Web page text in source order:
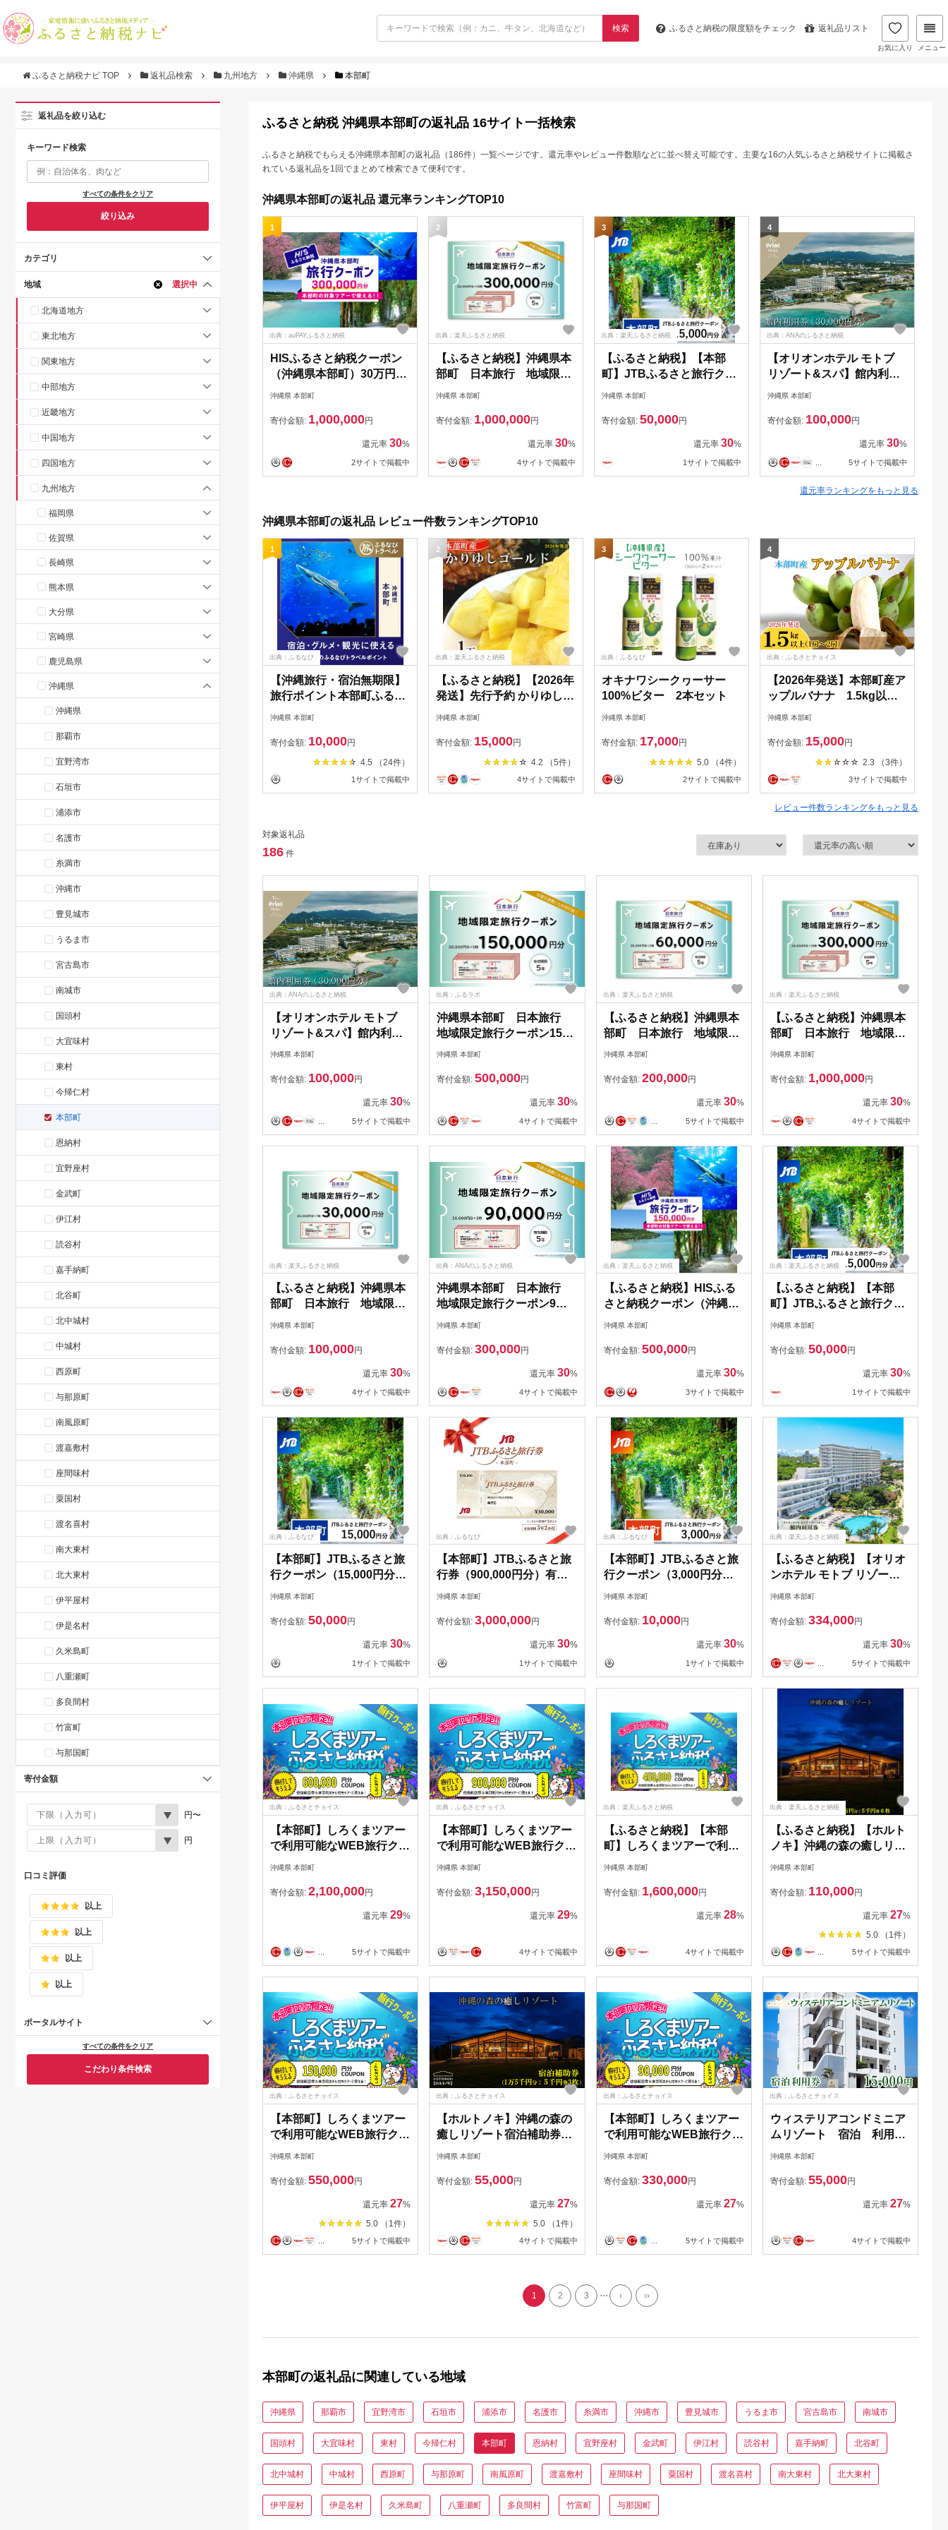
検索 ふるさと納税の限度額をチェック 返礼品リスト
お気に入り メニュー
ふるさと納税ナビ TOP 返礼品検索 九州地方 沖縄県 本部町
返礼品を絞り込む
キーワード検索
すべての条件をクリア
絞り込み
カテゴリ
地域 選択中
北海道地方
東北地方
関東地方
中部地方
近畿地方
中国地方
四国地方
九州地方
福岡県
佐賀県
長崎県
熊本県
大分県
宮崎県
鹿児島県
沖縄県
沖縄県
那覇市
宜野湾市
石垣市
浦添市
名護市
糸満市
沖縄市
豊見城市
うるま市
宮古島市
南城市
国頭村
大宜味村
東村
今帰仁村
本部町
恩納村
宜野座村
金武町
伊江村
読谷村
嘉手納町
北谷町
北中城村
中城村
西原町
与那原町
南風原町
渡嘉敷村
座間味村
粟国村
渡名喜村
南大東村
北大東村
伊平屋村
伊是名村
久米島町
八重瀬町
多良間村
竹富町
与那国町
寄付金額
円〜
円
口コミ評価
以上
以上
以上
以上
ポータルサイト
すべての条件をクリア
こだわり条件検索
ふるさと納税 沖縄県本部町の返礼品 16サイト一括検索
ふるさと納税でもらえる沖縄県本部町の返礼品（186件）一覧ページです。還元率やレビュー件数順などに並べ替え可能です。主要な16の人気ふるさと納税サイトに掲載さ
れている返礼品を1回でまとめて検索できて便利です。
沖縄県本部町の返礼品 還元率ランキングTOP10
1
出典：auPAYふるさと納税
HISふるさと納税クーポン
（沖縄県本部町）30万円分
観光 宿泊 宿泊券 トラベル
テル 旅館 ファミリー ペア
ダイビング 沖縄 本部町 ビ
ーチ やんばる オリオン ゴ
ルフ 美ら海 水族館
沖縄県 本部町
寄付金額: 1,000,000円
還元率 30%
2サイトで掲載中
2
出典：楽天ふるさと納税
【ふるさと納税】沖縄県本
部町 日本旅行 地域限定
旅行クーポン30万円分 沖縄
海水族館 グルメ リゾート
ホテル シュノーケリング
エメラルドビーチ ダイビン
グ カフェ 子連れ カップル
沖縄県 本部町
寄付金額: 1,000,000円
還元率 30%
4サイトで掲載中
3
出典：楽天ふるさと納税
【ふるさと納税】【本部
町】JTBふるさと旅行クー
ポン（Eメール発行）（1万
ン 宿泊 沖縄宿泊 宿泊券 旅
行 旅行券 観光 ホテル リゾ
ートホテル クーポン トラ
ベルクーポン トラベル チ
沖縄県 本部町
寄付金額: 50,000円
還元率 30%
1サイトで掲載中
4
出典：ANAのふるさと納税
【オリオンホテル モトブ
リゾート&スパ】館内利用
券（30,000円） リゾート
券 1泊2日 2泊3日 沖縄県 沖
縄 おきなわ 北部 北部エリ
ア 観光施設 温泉 プール レ
ストラン ビーチ ギフト プ
沖縄県 本部町
寄付金額: 100,000円
還元率 30%
5サイトで掲載中
還元率ランキングをもっと見る
沖縄県本部町の返礼品 レビュー件数ランキングTOP10
1
出典：ふるなび
【沖縄旅行・宿泊無期限】
旅行ポイント本部町ふるな
びトラベルポイント
沖縄県 本部町
寄付金額: 10,000円
4.5 （24件）
1サイトで掲載中
2
出典：楽天ふるさと納税
【ふるさと納税】【2026年
発送】先行予約 かりゆしゴ
ールド 1玉（約1.5kg～
ックパイン デザート フル
ーツ 家族 子供 果物 取り寄
せ 旬 おすすめ ギフト 人気
家庭用 贈答用 母の日 期間
沖縄県 本部町
寄付金額: 15,000円
4.2 （5件）
4サイトで掲載中
3
出典：ふるなび
オキナワシークヮーサー
100%ビター 2本セット
沖縄県 本部町
寄付金額: 17,000円
5.0 （4件）
2サイトで掲載中
4
出典：ふるさとチョイス
【2026年発送】本部町産ア
ップルバナナ 1.5kg以上
南国 沖縄 おきなわ 果実 フ
予約 数量限定 旬 人気 おす
すめ 贈答 プレゼント ギフ
ト 贈り物 カクテル デザー
ト 取り寄せ 高級
沖縄県 本部町
寄付金額: 15,000円
2.3 （3件）
3サイトで掲載中
レビュー件数ランキングをもっと見る
対象返礼品
186 件
出典：ANAのふるさと納税
【オリオンホテル モトブ
リゾート&スパ】館内利用
券（30,000円） リゾート
券 1泊2日 2泊3日 沖縄県 沖
縄 おきなわ 北部 北部エリ
ア 観光施設 温泉 プール レ
ストラン ビーチ ギフト プ
沖縄県 本部町
寄付金額: 100,000円
還元率30%
5サイトで掲載中
出典：ふるラボ
沖縄県本部町 日本旅行
地域限定旅行クーポン15万
円分 沖縄 観光 アクティビ
リゾートホテル シュノーケ
リング エメラルドビーチ
ダイビング カフェ 子連れ
カップル 一人旅 桜祭り ア
スポット 夕日
沖縄県 本部町
寄付金額:500,000円
還元率 30%
4サイトで掲載中
出典：楽天ふるさと納税
【ふるさと納税】沖縄県本
部町 日本旅行 地域限定
旅行クーポン6万円分 沖縄
海水族館 グルメ リゾート
ホテル シュノーケリング
エメラルドビーチ ダイビン
グ カフェ 子連れ カップル
ライブ ゴルフ
沖縄県 本部町
寄付金額: 200,000円
還元率 30%
5サイトで掲載中
出典：楽天ふるさと納税
【ふるさと納税】沖縄県本
部町 日本旅行 地域限定
旅行クーポン30万円分 沖縄
海水族館 グルメ リゾート
ホテル シュノーケリング
エメラルドビーチ ダイビン
グ カフェ 子連れ カップル
ライブ ゴルフ
沖縄県 本部町
寄付金額: 1,000,000円
還元率 30%
4サイトで掲載中
出典：楽天ふるさと納税
【ふるさと納税】沖縄県本
部町 日本旅行 地域限定
旅行クーポン3万円分 沖縄
海水族館 グルメ リゾート
ホテル シュノーケリング
エメラルドビーチ ダイビン
グ カフェ 子連れ カップル
ライブ ゴルフ
沖縄県 本部町
寄付金額: 100,000円
還元率30%
4サイトで掲載中
出典：ANAのふるさと納税
沖縄県本部町 日本旅行
地域限定旅行クーポン9万
円分 沖縄 観光 アクティビ
リゾートホテル シュノーケ
リング エメラルドビーチ
ダイビング カフェ 子連れ
カップル 一人旅 桜祭り ア
イナップル マンゴー 絶景
スポット 夕日
沖縄県 本部町
寄付金額:300,000円
還元率 30%
4サイトで掲載中
出典：楽天ふるさと納税
【ふるさと納税】HISふる
さと納税クーポン（沖縄県
本部町）15万円分 観光 宿
ーポン リゾート ホテル 旅
館 ファミリー ペア ダイビ
ング 沖縄 本部町 ビーチ や
んばる オリオン ゴルフ 美
沖縄県 本部町
寄付金額: 500,000円
還元率 30%
3サイトで掲載中
出典：楽天ふるさと納税
【ふるさと納税】【本部
町】JTBふるさと旅行クー
ポン（Eメール発行）（1万
ン 宿泊 沖縄宿泊 宿泊券 旅
行 旅行券 観光 ホテル リゾ
ートホテル クーポン トラ
ベルクーポン トラベル チ
ファミリー 沖縄県 本部町
沖縄県 本部町
寄付金額: 50,000円
還元率 30%
1サイトで掲載中
出典：ふるなび
【本部町】JTBふるさと旅
行クーポン（15,000円分）
有効期間3年（Eメール発
温泉 ホテル 旅館 チケット
子供 子連れ カップル 家族
店頭 オンライン ネット 電
話 沖縄 沖縄
沖縄県 本部町
寄付金額: 50,000円
還元率30%
1サイトで掲載中
出典：ふるなび
【本部町】JTBふるさと旅
行券（900,000円分）有効
期間5年 | 予約 宿泊 観光 体
ト 子供 子連れ カップル 家
沖縄県 本部町
寄付金額:3,000,000円
還元率 30%
1サイトで掲載中
出典：ふるなび
【本部町】JTBふるさと旅
行クーポン（3,000円分）
有効期間3年（Eメール発
温泉 ホテル 旅館 チケット
子供 子連れ カップル 家族
店頭 オンライン ネット 電
話 沖縄 沖縄
沖縄県 本部町
寄付金額: 10,000円
還元率 30%
1サイトで掲載中
出典：楽天ふるさと納税
【ふるさと納税】【オリオ
ンホテル モトブ リゾート&
スパ】館内利用券
カンス 観光 宿泊 宿 宿泊券
1泊2日 2泊3日 沖縄県 沖縄
おきなわ 北部 北部エリア
観光施設 温泉 プール レス
沖縄県 本部町
寄付金額: 334,000円
還元率 30%
5サイトで掲載中
出典：ふるさとチョイス
【本部町】しろくまツアー
で利用可能なWEB旅行クー
ポン（60万円分）
沖縄県 本部町
寄付金額: 2,100,000円
還元率29%
5サイトで掲載中
出典：ふるさとチョイス
【本部町】しろくまツアー
で利用可能なWEB旅行クー
ポン（90万円分）
沖縄県 本部町
寄付金額:3,150,000円
還元率 29%
4サイトで掲載中
出典：楽天ふるさと納税
【ふるさと納税】【本部
町】しろくまツアーで利用
可能なWEB旅行クーポン
沖縄県 本部町
寄付金額: 1,600,000円
還元率 28%
4サイトで掲載中
出典：楽天ふるさと納税
【ふるさと納税】【ホルト
ノキ】沖縄の森の癒しリゾ
ート宿泊補助券（3万円
沖縄県 本部町
寄付金額: 110,000円
還元率 27%
5.0 （1件）
5サイトで掲載中
出典：ふるさとチョイス
【本部町】しろくまツアー
で利用可能なWEB旅行クー
ポン（15万円分）
沖縄県 本部町
寄付金額: 550,000円
還元率27%
5.0 （1件）
5サイトで掲載中
出典：ふるさとチョイス
【ホルトノキ】沖縄の森の
癒しリゾート宿泊補助券
（１万５千円分：５千円券
沖縄県 本部町
寄付金額:55,000円
還元率 27%
5.0 （1件）
4サイトで掲載中
出典：ふるさとチョイス
【本部町】しろくまツアー
で利用可能なWEB旅行クー
ポン（9万円分）
沖縄県 本部町
寄付金額: 330,000円
還元率 27%
5サイトで掲載中
出典：ふるさとチョイス
ウィステリアコンドミニア
ムリゾート 宿泊 利用
券 15000円分
沖縄県 本部町
寄付金額: 55,000円
還元率 27%
4サイトで掲載中
1 2 3 ... › ››
本部町の返礼品に関連している地域
沖縄県 那覇市 宜野湾市 石垣市 浦添市 名護市 糸満市 沖縄市 豊見城市 うるま市 宮古島市 南城市
国頭村 大宜味村 東村 今帰仁村 本部町 恩納村 宜野座村 金武町 伊江村 読谷村 嘉手納町 北谷町
北中城村 中城村 西原町 与那原町 南風原町 渡嘉敷村 座間味村 粟国村 渡名喜村 南大東村 北大東村
伊平屋村 伊是名村 久米島町 八重瀬町 多良間村 竹富町 与那国町